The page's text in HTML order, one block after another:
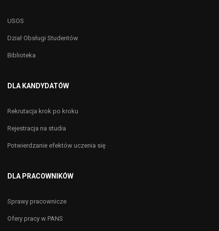
USOS
Dział Obsługi Studentów
Biblioteka
DLA KANDYDATÓW
Rekrutacja krok po kroku
Rejestracja na studia
Potwierdzanie efektów uczenia się
DLA PRACOWNIKÓW
Sprawy pracownicze
Ofery pracy w PANS